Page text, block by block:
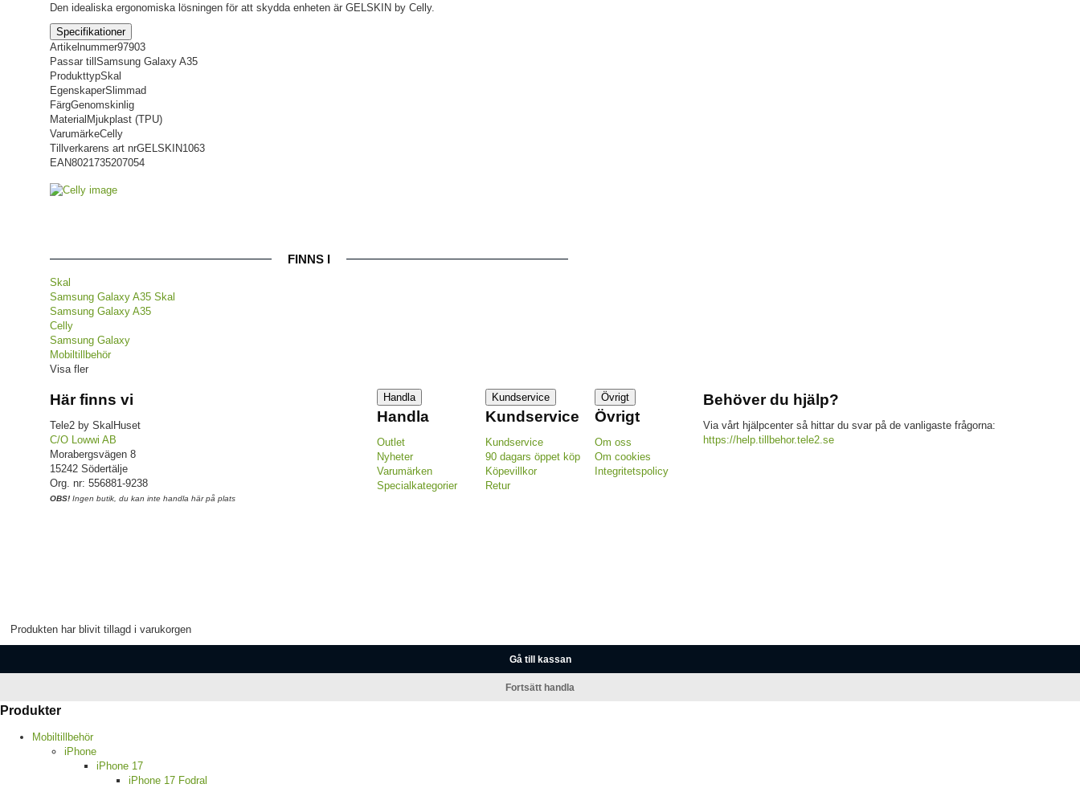
Den idealiska ergonomiska lösningen för att skydda enheten är GELSKIN by Celly.
Specifikationer
Artikelnummer97903
Passar till Samsung Galaxy A35
ProdukttypSkal
EgenskaperSlimmad
FärgGenomskinlig
Material Mjukplast (TPU)
VarumärkeCelly
Tillverkarens art nrGELSKIN1063
EAN8021735207054
FINNS I
Skal
Samsung Galaxy A35 Skal
Samsung Galaxy A35
Celly
Samsung Galaxy
Mobiltillbehör
Visa fler
Här finns vi
Tele2 by SkalHuset
C/O Lowwi AB
Morabergsvägen 8
15242 Södertälje
Org. nr: 556881-9238
OBS! Ingen butik, du kan inte handla här på plats
Handla
Handla
Outlet
Nyheter
Varumärken
Specialkategorier
Kundservice
Kundservice
Kundservice
90 dagars öppet köp
Köpevillkor
Retur
Övrigt
Övrigt
Om oss
Om cookies
Integritetspolicy
Behöver du hjälp?
Via vårt hjälpcenter så hittar du svar på de vanligaste frågorna:
https://help.tillbehor.tele2.se
Produkten har blivit tillagd i varukorgen
Gå till kassan
Fortsätt handla
Produkter
Mobiltillbehör
iPhone
iPhone 17
iPhone 17 Fodral